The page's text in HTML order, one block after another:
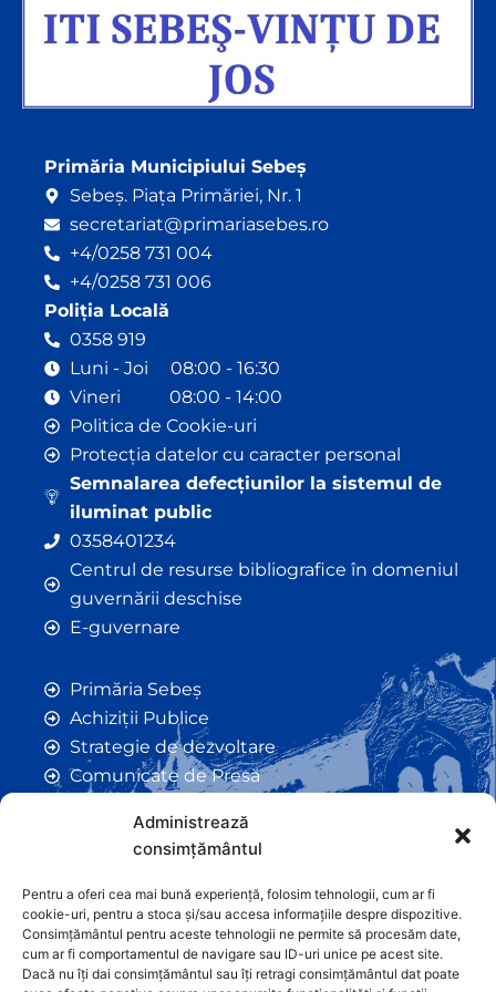
Administrează
consimțământul
Pentru a oferi cea mai bună experiență, folosim tehnologii, cum ar fi
cookie-uri, pentru a stoca și/sau accesa informațiile despre dispozitive.
Consimțământul pentru aceste tehnologii ne permite să procesăm date,
cum ar fi comportamentul de navigare sau ID-uri unice pe acest site.
Dacă nu îți dai consimțământul sau îți retragi consimțământul dat poate
Primăria Municipiului Sebeș
Sebeș. Piața Primăriei, Nr. 1
secretariat@primariasebes.ro
+4/0258 731 004
+4/0258 731 006
Poliția Locală
0358 919
Luni - Joi 08:00 - 16:30
Vineri 08:00 - 14:00
Politica de Cookie-uri
Protecția datelor cu caracter personal
Semnalarea defecțiunilor la sistemul de
iluminat public
0358401234
Centrul de resurse bibliografice în domeniul
guvernării deschise
E-guvernare
Primăria Sebeș
Achiziții Publice
Strategie de dezvoltare
Comunicate de Presă
Anunțuri
Hotarâri de Consiliu
Certificate de Urbanism
Autorizații de Construcții
Orașe Înfrățite
Contact